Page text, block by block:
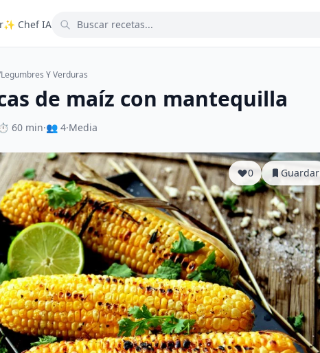
✨ Chef IA
Legumbres Y Verduras
de maíz con mantequilla
60 min·👥 4·Media
0 Guardar